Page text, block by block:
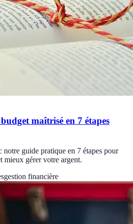
maîtrisé en 7 étapes
guide pratique en 7 étapes pour
mieux gérer votre argent.
gestion financière